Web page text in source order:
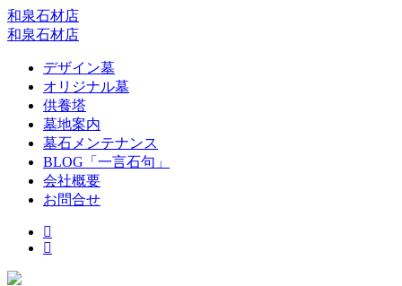
和泉石材店
和泉石材店
デザイン墓
オリジナル墓
供養塔
墓地案内
墓石メンテナンス
BLOG「一言石句」
会社概要
お問合せ